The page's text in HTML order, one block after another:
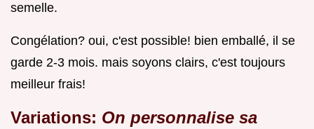
semelle.
Congélation? oui, c'est possible! bien emballé, il se
garde 2-3 mois. mais soyons clairs, c'est toujours
meilleur frais!
Variations: On personnalise sa